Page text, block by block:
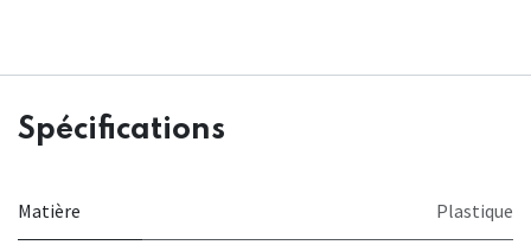
Spécifications
Matière Plastique